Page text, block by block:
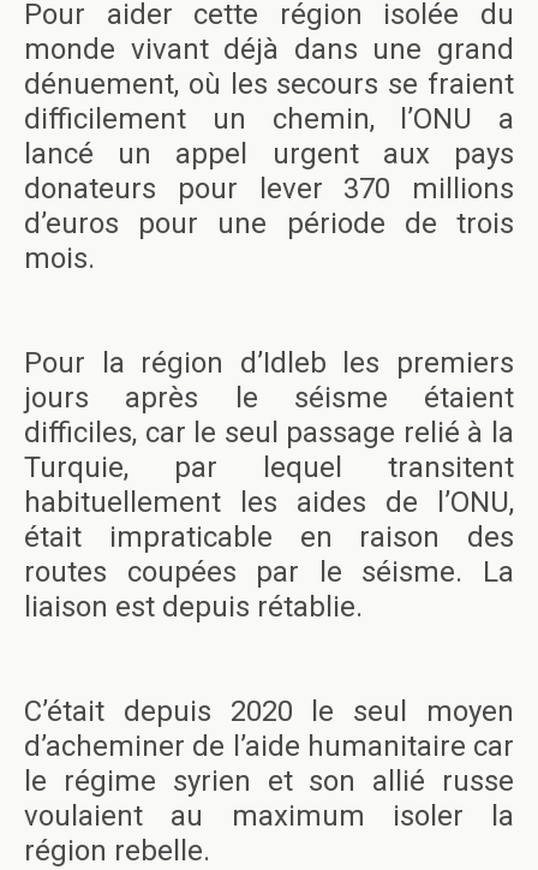
Pour aider cette région isolée du
monde vivant déjà dans une grand
dénuement, où les secours se fraient
difficilement un chemin, l’ONU a
lancé un appel urgent aux pays
donateurs pour lever 370 millions
d’euros pour une période de trois
mois.
Pour la région d’Idleb les premiers
jours après le séisme étaient
difficiles, car le seul passage relié à la
Turquie, par lequel transitent
habituellement les aides de l’ONU,
était impraticable en raison des
routes coupées par le séisme. La
liaison est depuis rétablie.
C’était depuis 2020 le seul moyen
d’acheminer de l’aide humanitaire car
le régime syrien et son allié russe
voulaient au maximum isoler la
région rebelle.